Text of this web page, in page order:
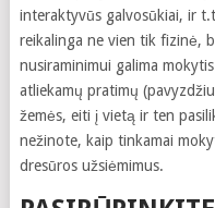
interaktyvūs galvosūkiai, ir
reikalinga ne vien tik fizinė,
nusiraminimui galima
atliekamų pratimų
žemės, eiti į vietą ir ten
nežinote, kaip tinkamai
dresūros užsiėmimus.